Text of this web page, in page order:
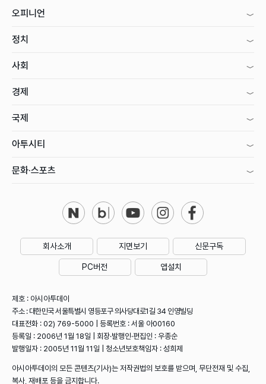
오피니언
정치
사회
경제
국제
아투시티
문화·스포츠
회사소개 지면보기 신문구독
PC버전 앱설치
제호 : 아시아투데이
주소 : 대한민국 서울특별시 영등포구 의사당대로1길 34 인영빌딩
대표전화 : 02) 769-5000 | 등록번호 : 서울 아00160
등록일 : 2006년 1월 18일 | 회장·발행인·편집인 : 우종순
발행일자 : 2005년 11월 11일 | 청소년보호책임자 : 성희제
아시아투데이의 모든 콘텐츠(기사)는 저작권법의 보호를 받으며, 무단전재 및 수집,
복사, 재배포 등을 금지합니다.